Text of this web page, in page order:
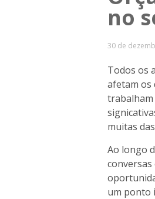
no
30 de
Todos os
afetam os
muitas
Ao longo
um ponto